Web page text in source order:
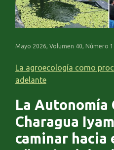
Mayo 2026, Volumen 40, Número 1
La agroecología como
adelante
La Autonomía
Charagua
caminar hacia